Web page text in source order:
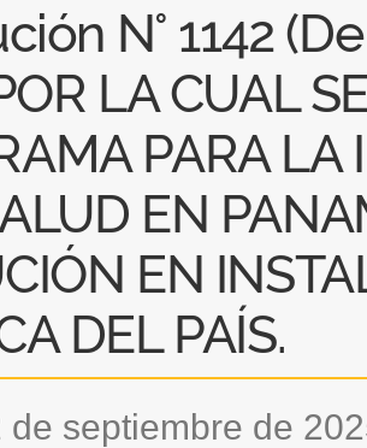
N° 1142
LA CUAL
PARA
EN
EN
DEL PAÍS.
de septiembre de